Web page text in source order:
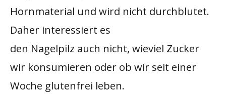
Hornmaterial und wird nicht durchblutet.
Daher interessiert es
den Nagelpilz auch nicht, wieviel Zucker
wir konsumieren oder ob wir seit einer
Woche glutenfrei leben.